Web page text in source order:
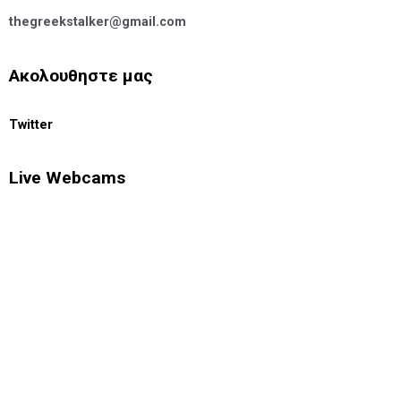
thegreekstalker@gmail.com
Ακολουθηστε μας
Twitter
Live Webcams